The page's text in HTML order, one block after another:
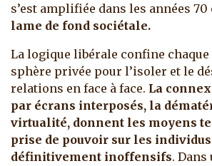
s’est amplifiée dans les années 70
lame de fond sociétale.
La logique libérale confine
sphère privée pour l’isoler et le
relations en face à face. La
par écrans interposés, la
virtualité, donnent les moyens
prise de pouvoir sur les
définitivement inoffensifs.